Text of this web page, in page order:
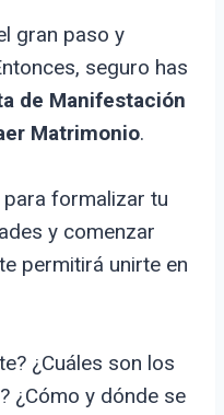
gran paso y
seguro has
de Manifestación
Matrimonio.
formalizar tu
y comenzar
permitirá unirte en
¿Cuáles son los
¿Cómo y dónde se